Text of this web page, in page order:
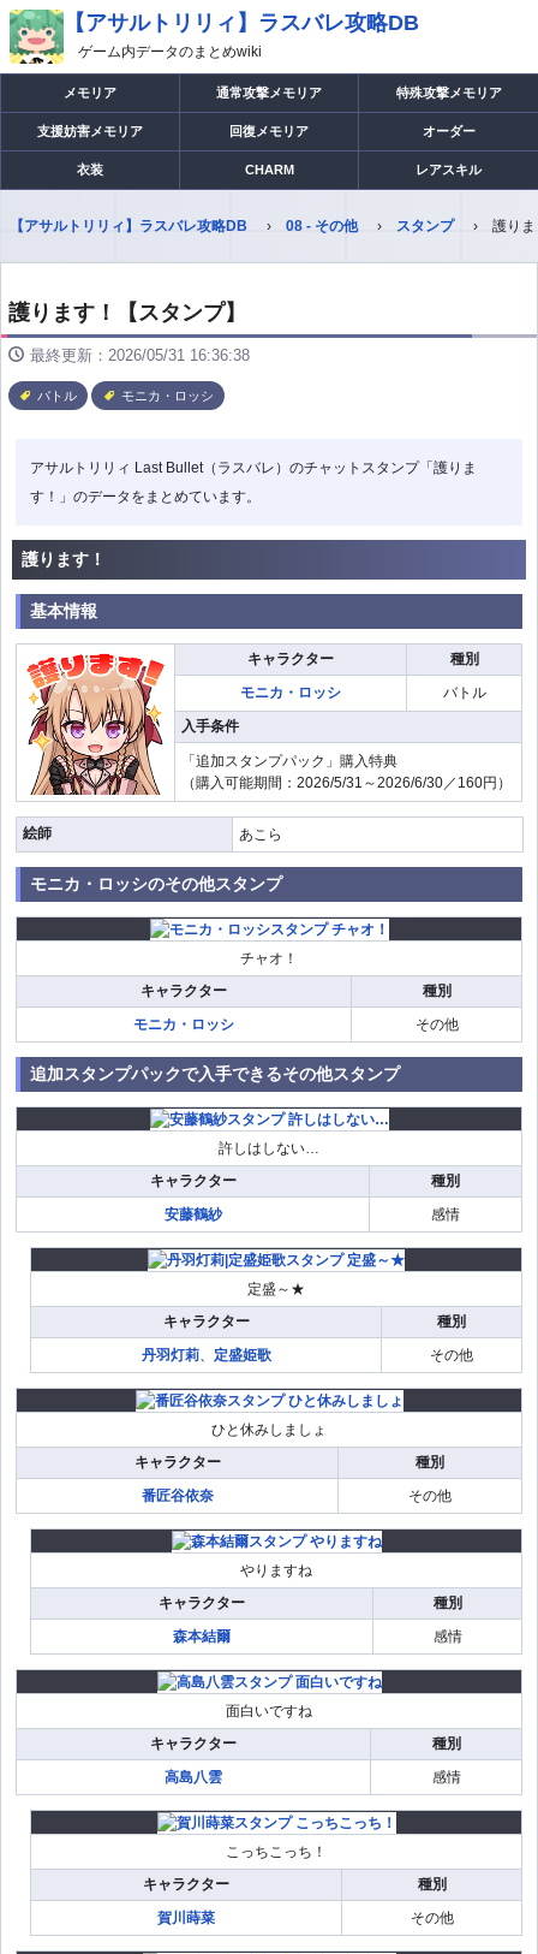
【アサルトリリィ】ラスバレ攻略DB
ゲーム内データのまとめwiki
メモリア 通常攻撃メモリア 特殊攻撃メモリア
支援妨害メモリア 回復メモリア オーダー
衣装 CHARM レアスキル
【アサルトリリィ】ラスバレ攻略DB 08 - その他 スタンプ 護り
護ります！【スタンプ】
最終更新：2026/05/31 16:36:38
バトル モニカ・ロッシ
アサルトリリィ Last Bullet（ラスバレ）のチャットスタンプ「護りま
す！」のデータをまとめています。
護ります！
基本情報
キャラクター
種別
モニカ・ロッシ
バトル
入手条件
「追加スタンプパック」購入特典
（購入可能期間：2026/5/31～2026/6/30／160円）
絵師 あこら
モニカ・ロッシのその他スタンプ
チャオ！
キャラクター
種別
モニカ・ロッシ
その他
追加スタンプパックで入手できるその他スタンプ
許しはしない…
キャラクター
種別
安藤鶴紗
感情
定盛～★
キャラクター
種別
丹羽灯莉、 定盛姫歌 その他
ひと休みしましょ
キャラクター
種別
番匠谷依奈
その他
やりますね
キャラクター
種別
森本結爾
感情
面白いですね
キャラクター
種別
高島八雲
感情
こっちこっち！
キャラクター
種別
賀川蒔菜
その他